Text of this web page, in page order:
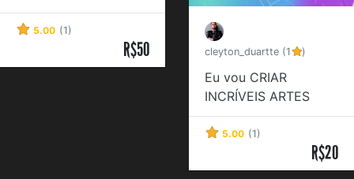
site,blog ou página
5.00 (1)
R$50 cleyton_duartte (1 )
Eu vou CRIAR
INCRÍVEIS ARTES
PARA SEU POST
5.00 (1)
R$20